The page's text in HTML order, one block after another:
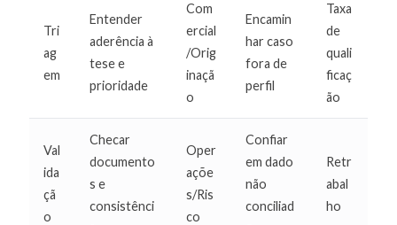
Tri
ag
em
Entender
aderência à
tese e
prioridade
Com
ercial
/Orig
inaçã
o
Encamin
har caso
fora de
perfil
Taxa
de
quali
ficaç
ão
Val
ida
çã
o
Checar
documento
s e
consistênci
Oper
açõe
s/Ris
co
Confiar
em dado
não
conciliad
Retr
abal
ho